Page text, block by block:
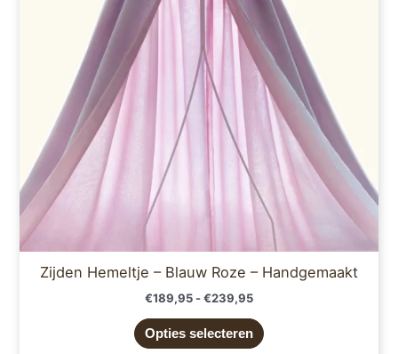
Zijden Hemeltje – Blauw Roze – Handgemaakt
€189,95 -€239,95
Opties selecteren
Deze
optie
kan
gekozen
worden
op
de
productpagina